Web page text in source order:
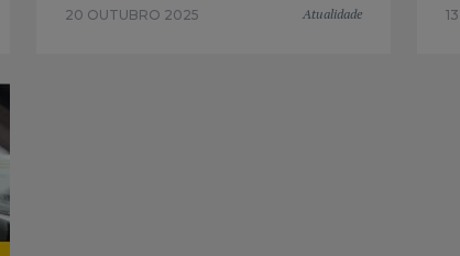
20 OUTUBRO 2025 Atualidade